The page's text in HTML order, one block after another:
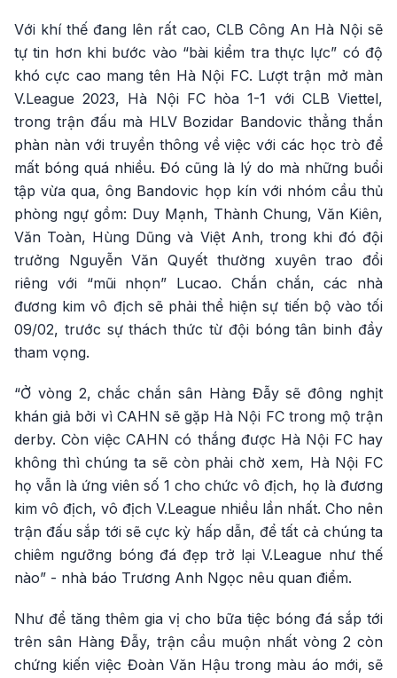
Với khí thế đang lên rất cao, CLB Công An Hà Nội sẽ
tự tin hơn khi bước vào “bài kiểm tra thực lực” có độ
khó cực cao mang tên Hà Nội FC. Lượt trận mở màn
V.League 2023, Hà Nội FC hòa 1-1 với CLB Viettel,
trong trận đấu mà HLV Bozidar Bandovic thẳng thắn
phàn nàn với truyền thông về việc với các học trò để
mất bóng quá nhiều. Đó cũng là lý do mà những buổi
tập vừa qua, ông Bandovic họp kín với nhóm cầu thủ
phòng ngự gồm: Duy Mạnh, Thành Chung, Văn Kiên,
Văn Toàn, Hùng Dũng và Việt Anh, trong khi đó đội
trưởng Nguyễn Văn Quyết thường xuyên trao đổi
riêng với “mũi nhọn” Lucao. Chắn chắn, các nhà
đương kim vô địch sẽ phải thể hiện sự tiến bộ vào tối
09/02, trước sự thách thức từ đội bóng tân binh đầy
tham vọng.
“Ở vòng 2, chắc chắn sân Hàng Đẫy sẽ đông nghịt
khán giả bởi vì CAHN sẽ gặp Hà Nội FC trong mộ trận
derby. Còn việc CAHN có thắng được Hà Nội FC hay
không thì chúng ta sẽ còn phải chờ xem, Hà Nội FC
họ vẫn là ứng viên số 1 cho chức vô địch, họ là đương
kim vô địch, vô địch V.League nhiều lần nhất. Cho nên
trận đấu sắp tới sẽ cực kỳ hấp dẫn, để tất cả chúng ta
chiêm ngưỡng bóng đá đẹp trở lại V.League như thế
nào” - nhà báo Trương Anh Ngọc nêu quan điểm.
Như để tăng thêm gia vị cho bữa tiệc bóng đá sắp tới
trên sân Hàng Đẫy, trận cầu muộn nhất vòng 2 còn
chứng kiến việc Đoàn Văn Hậu trong màu áo mới, sẽ